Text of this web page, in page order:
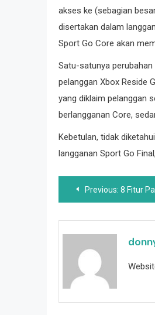
akses ke (sebagian
disertakan dalam
Sport Go Core akan
Satu-satunya
pelanggan Xbox Reside
yang diklaim pelanggan
berlangganan Core,
Kebetulan, tidak
langganan Sport Go
Post
navigation
Previous: 8 Fitur Paling